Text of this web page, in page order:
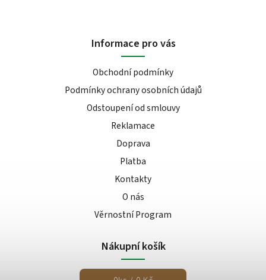
Informace pro vás
Obchodní podmínky
Podmínky ochrany osobních údajů
Odstoupení od smlouvy
Reklamace
Doprava
Platba
Kontakty
O nás
Věrnostní Program
Nákupní košík